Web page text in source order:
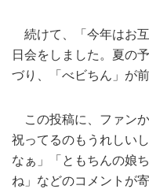
続けて、「今年はお
日会をしました。夏の
づり、「べビちん」が
この投稿に、ファン
祝ってるのもうれしい
なぁ」「ともちんの娘
ね」などのコメントが